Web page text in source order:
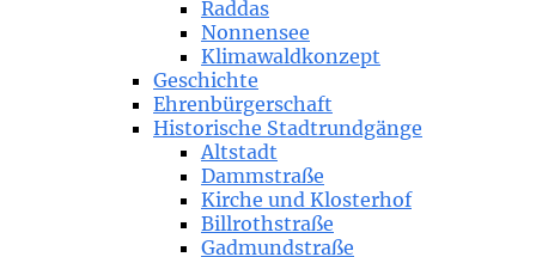
Raddas
Nonnensee
Klimawaldkonzept
Geschichte
Ehrenbürgerschaft
Historische Stadtrundgänge
Altstadt
Dammstraße
Kirche und Klosterhof
Billrothstraße
Gadmundstraße